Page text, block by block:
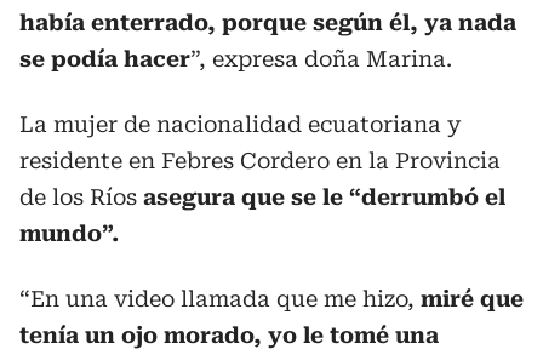
había enterrado, porque según él, ya nada
se podía hacer”, expresa doña Marina.
La mujer de nacionalidad ecuatoriana y
residente en Febres Cordero en la Provincia
de los Ríos asegura que se le “derrumbó el
mundo”.
“En una video llamada que me hizo, miré que
tenía un ojo morado, yo le tomé una